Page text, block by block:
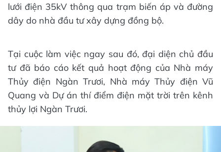
lưới điện 35kV thông qua trạm biến áp và đường
dây do nhà đầu tư xây dựng đồng bộ.
Tại cuộc làm việc ngay sau đó, đại diện chủ đầu
tư đã báo cáo kết quả hoạt động của Nhà máy
Thủy điện Ngàn Trươi, Nhà máy Thủy điện Vũ
Quang và Dự án thí điểm điện mặt trời trên kênh
thủy lợi Ngàn Trươi.